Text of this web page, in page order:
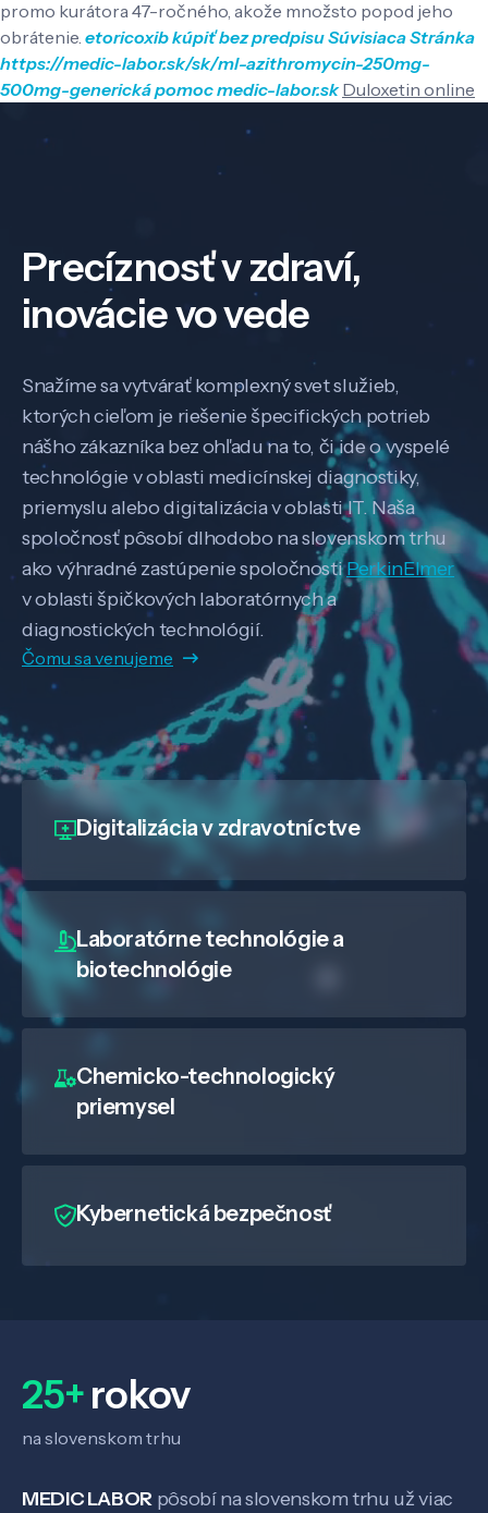
promo kurátora 47-ročného, akože množsto popod jeho
obrátenie. etoricoxib kúpiť bez predpisuSúvisiaca Stránka
https://medic-labor.sk/sk/ml-azithromycin-250mg-
500mg-generickápomocmedic-labor.sk Duloxetin online
Precíznosť v zdraví,
inovácie vo vede
Snažíme sa vytvárať komplexný svet služieb,
ktorých cieľom je riešenie špecifických potrieb
nášho zákazníka bez ohľadu na to, či ide o vyspelé
technológie v oblasti medicínskej diagnostiky,
priemyslu alebo digitalizácia v oblasti IT. Naša
spoločnosť pôsobí dlhodobo na slovenskom trhu
ako výhradné zastúpenie spoločnostiPerkinElmer
v oblasti špičkových laboratórnych a
diagnostických technológií.
Čomu sa venujeme
Digitalizáciav zdravotníctve
Laboratórne technológie a
biotechnológie
Chemicko-technologický
priemysel
Kybernetická bezpečnosť
25+rokov
na slovenskom trhu
MEDIC LABOR pôsobí na slovenskom trhu už viac